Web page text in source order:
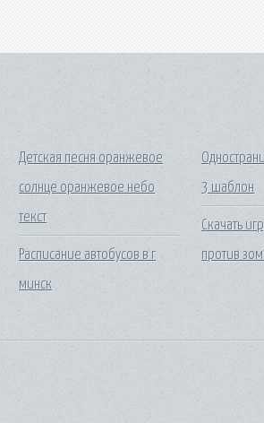
Детская песня оранжевое
солнце оранжевое небо
текст
Расписание автобусов в г
минск
3 шаблон
Скачать
против